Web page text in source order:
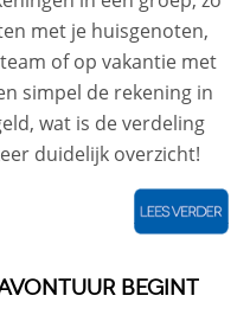
met je huisgenoten,
of op vakantie met
simpel de rekening in
wat is de verdeling
duidelijk overzicht!
BEGINT